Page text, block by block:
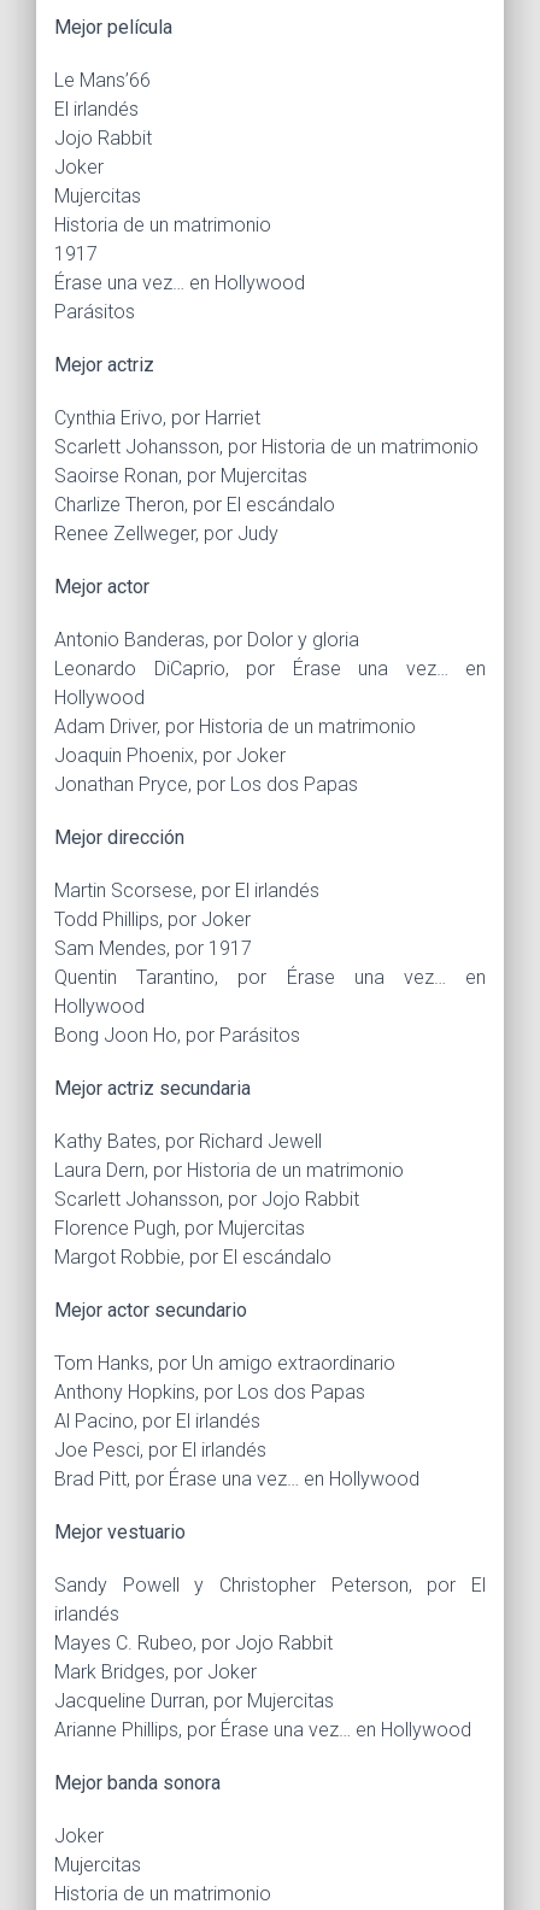
Mejor película
Le Mans’66
El irlandés
Jojo Rabbit
Joker
Mujercitas
Historia de un matrimonio
1917
Érase una vez… en Hollywood
Parásitos
Mejor actriz
Cynthia Erivo, por Harriet
Scarlett Johansson, por Historia de un matrimonio
Saoirse Ronan, por Mujercitas
Charlize Theron, por El escándalo
Renee Zellweger, por Judy
Mejor actor
Antonio Banderas, por Dolor y gloria
Leonardo DiCaprio, por Érase una vez… en
Hollywood
Adam Driver, por Historia de un matrimonio
Joaquin Phoenix, por Joker
Jonathan Pryce, por Los dos Papas
Mejor dirección
Martin Scorsese, por El irlandés
Todd Phillips, por Joker
Sam Mendes, por 1917
Quentin Tarantino, por Érase una vez… en
Hollywood
Bong Joon Ho, por Parásitos
Mejor actriz secundaria
Kathy Bates, por Richard Jewell
Laura Dern, por Historia de un matrimonio
Scarlett Johansson, por Jojo Rabbit
Florence Pugh, por Mujercitas
Margot Robbie, por El escándalo
Mejor actor secundario
Tom Hanks, por Un amigo extraordinario
Anthony Hopkins, por Los dos Papas
Al Pacino, por El irlandés
Joe Pesci, por El irlandés
Brad Pitt, por Érase una vez… en Hollywood
Mejor vestuario
Sandy Powell y Christopher Peterson, por El
irlandés
Mayes C. Rubeo, por Jojo Rabbit
Mark Bridges, por Joker
Jacqueline Durran, por Mujercitas
Arianne Phillips, por Érase una vez… en Hollywood
Mejor banda sonora
Joker
Mujercitas
Historia de un matrimonio